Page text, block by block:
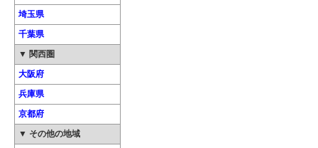
埼玉県
千葉県
▼ 関西圏
大阪府
兵庫県
京都府
▼ その他の地域